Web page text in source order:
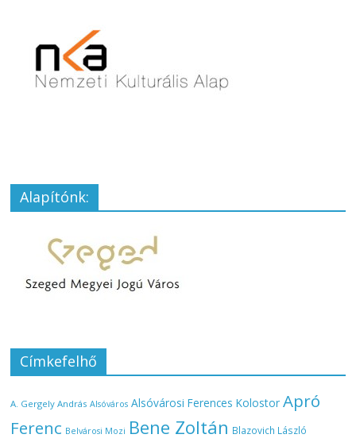
Alapítónk:
Címkefelhő
A. Gergely András Alsóváros Alsóvárosi Ferences Kolostor Apró
Ferenc Belvárosi Mozi Bene Zoltán Blazovich László